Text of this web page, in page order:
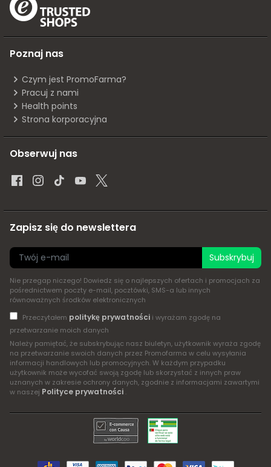
Poznaj nas
Czym jest PromoFarma?
Pracuj z nami
Health points
Strona korporacyjna
Obserwuj nas
Zapisz się do newslettera
Subskrybuj
Nie przegap niczego! Dowiedz się o najlepszych ofertach i promocjach za
pośrednictwem poczty e-mail, pocztówki, SMS-a lub innych
równoważnych środków elektronicznych
Przeczytałem politykę prywatnościi wyrażam zgodę na
przetwarzanie moich danych
Należy pamiętać, że subskrybując nasz biuletyn, użytkownik wyraża zgodę
na przetwarzanie swoich danych przez Promofarma w celu wysyłania
informacji handlowych lub promocyjnych. W każdym przypadku
użytkownik może wycofać swoją zgodę lub skorzystać z innych praw
uznanych w zakresie ochrony danych, zgodnie z informacjami zawartymi
w naszej Polityce prywatności .